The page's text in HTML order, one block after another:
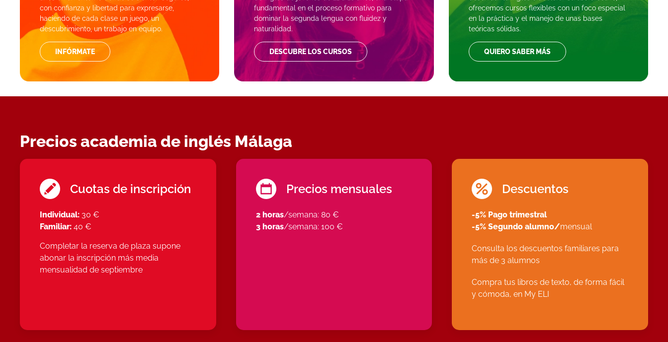
con confianza y libertad para expresarse,
haciendo de cada clase un juego, un
descubrimiento, un trabajo en equipo.
INFÓRMATE
fundamental en el proceso formativo para
dominar la segunda lengua con fluidez y
naturalidad.
DESCUBRE LOS CURSOS
ofrecemos cursos flexibles con un foco especial
en la práctica y el manejo de unas bases
teóricas sólidas.
QUIERO SABER MÁS
Precios academia de inglés Málaga
Cuotas de inscripción
Individual: 30 €
Familiar: 40 €
Completar la reserva de plaza supone
abonar la inscripción más media
mensualidad de septiembre
Precios mensuales
2 horas/semana: 80 €
3 horas/semana: 100 €
Descuentos
-5% Pago trimestral
-5% Segundo alumno/mensual
Consulta los descuentos familiares para
más de 3 alumnos
Compra tus libros de texto, de forma fácil
y cómoda, en My ELI